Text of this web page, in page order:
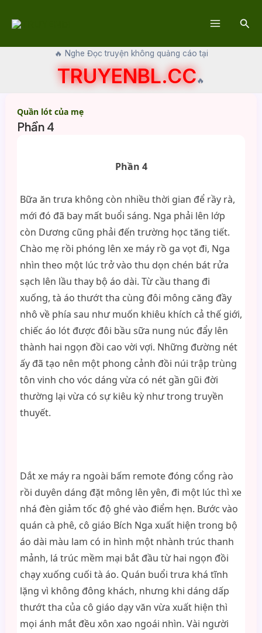
🔥 Nghe Đọc truyện không quảng cáo tại
TRUYENBL.CC🔥
Quần lót của mẹ
Phần 4
Phần 4
Bữa ăn trưa không còn nhiều thời gian để rầy rà,
mới đó đã bay mất buổi sáng. Nga phải lên lớp
còn Dương cũng phải đến trường học tăng tiết.
Chào mẹ rồi phóng lên xe máy rồ ga vọt đi, Nga
nhìn theo một lúc trở vào thu dọn chén bát rửa
sạch lên lầu thay bộ áo dài. Từ cầu thang đi
xuống, tà áo thướt tha cùng đôi mông căng đầy
nhô về phía sau như muốn khiêu khích cả thế giới,
chiếc áo lót được đôi bầu sữa nung núc đẩy lên
thành hai ngọn đồi cao vời vợi. Những đường nét
ấy đã tạo nên một phong cảnh đồi núi trập trùng
tôn vinh cho vóc dáng vừa có nét gần gũi đời
thường lại vừa có sự kiêu kỳ như trong truyền
thuyết.
Dắt xe máy ra ngoài bấm remote đóng cổng rào
rồi duyên dáng đặt mông lên yên, đi một lúc thì xe
nhá đèn giảm tốc độ ghé vào điểm hẹn. Bước vào
quán cà phê, cô giáo Bích Nga xuất hiện trong bộ
áo dài màu lam có in hình một nhành trúc thanh
mảnh, lá trúc mềm mại bắt đầu từ hai ngọn đồi
chạy xuống cuối tà áo. Quán buổi trưa khá tĩnh
lặng vì không đông khách, nhưng khi dáng dấp
thướt tha của cô giáo dạy văn vừa xuất hiện thì
mọi ánh mắt đều xôn xao ngoái nhìn. Vài người